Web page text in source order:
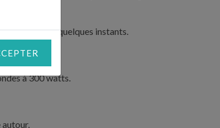
de fouetter quelques instants.
à 300 watts.